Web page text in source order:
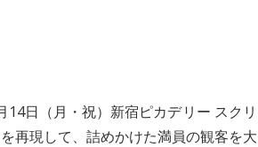
日（月・祝）新宿ピカデリー スクリ
再現して、詰めかけた満員の観客を大